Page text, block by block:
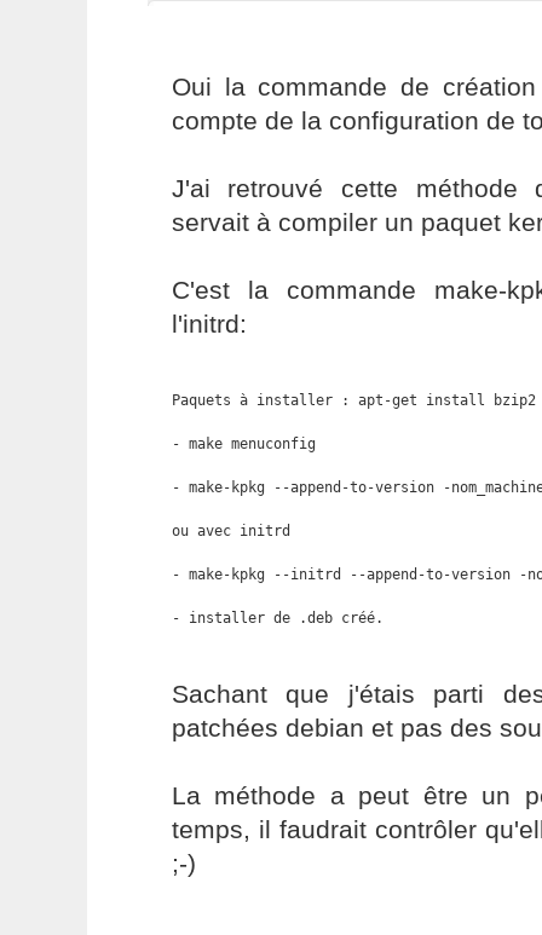
Oui la commande de
compte de la configuration de
J'ai retrouvé cette méthode
servait à compiler un paquet
C'est la commande make-
l'initrd:
Paquets à installer : apt-get install bzip2
- make menuconfig
- make-kpkg --append-to-version -
ou avec initrd
- make-kpkg --initrd --append-to-version -
- installer de .deb créé.
Sachant que j'étais parti
patchées debian et pas des
La méthode a peut être un
temps, il faudrait contrôler
;-)